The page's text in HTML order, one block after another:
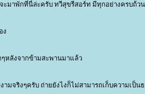
ะมาพักที่นี่ล่ะครับ ทวีสุขรีสอร์ท มีทุกอย่างครบถ้ว
ง
ๆหลังจากข้ามสะพานมาแล้ว
ามจริงๆครับ ถ่ายยังไงก็ไม่สามารถเก็บความเป็